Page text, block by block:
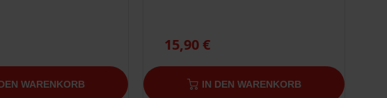
WARENKORB
15,90 €
IN DEN WARENKORB